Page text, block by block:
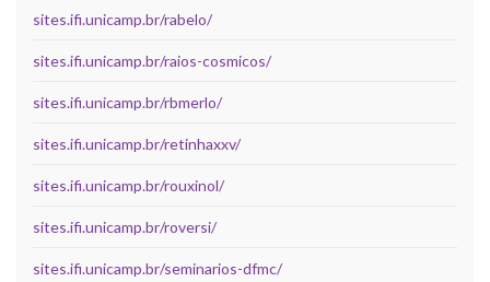
sites.ifi.unicamp.br/rabelo/
sites.ifi.unicamp.br/raios-cosmicos/
sites.ifi.unicamp.br/rbmerlo/
sites.ifi.unicamp.br/retinhaxxv/
sites.ifi.unicamp.br/rouxinol/
sites.ifi.unicamp.br/roversi/
sites.ifi.unicamp.br/seminarios-dfmc/